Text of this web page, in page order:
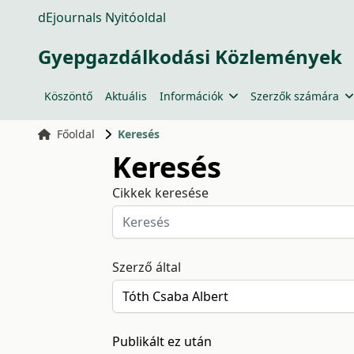
dEjournals Nyitóoldal
Gyepgazdálkodási Közlemények
Köszöntő Aktuális Információk Szerzők számára
Főoldal Keresés
Keresés
Cikkek keresése
Szerző által
Publikált ez után